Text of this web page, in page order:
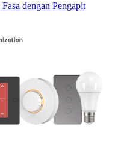
dengan Pengapit